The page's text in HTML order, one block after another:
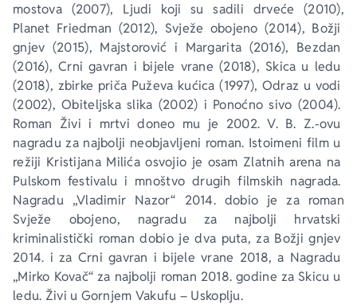
mostova (2007), Ljudi koji su sadili drveće (2010),
Planet Friedman (2012), Svježe obojeno (2014), Božji
gnjev (2015), Majstorović i Margarita (2016), Bezdan
(2016), Crni gavran i bijele vrane (2018), Skica u ledu
(2018), zbirke priča Puževa kućica (1997), Odraz u vodi
(2002), Obiteljska slika (2002) i Ponoćno sivo (2004).
Roman Živi i mrtvi doneo mu je 2002. V. B. Z.-ovu
nagradu za najbolji neobjavljeni roman. Istoimeni film u
režiji Kristijana Milića osvojio je osam Zlatnih arena na
Pulskom festivalu i mnoštvo drugih filmskih nagrada.
Nagradu „Vladimir Nazor“ 2014. dobio je za roman
Svježe obojeno, nagradu za najbolji hrvatski
kriminalistički roman dobio je dva puta, za Božji gnjev
2014. i za Crni gavran i bijele vrane 2018, a Nagradu
„Mirko Kovač“ za najbolji roman 2018. godine za Skicu u
ledu. Živi u Gornjem Vakufu – Uskoplju.